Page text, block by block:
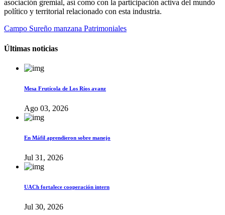
asociación gremial, así como con la participación activa del mundo
político y territorial relacionado con esta industria.
Campo Sureño manzana Patrimoniales
Últimas noticias
Mesa Frutícola de Los Ríos avanz
Ago 03, 2026
En Máfil aprendieron sobre manejo
Jul 31, 2026
UACh fortalece cooperación intern
Jul 30, 2026